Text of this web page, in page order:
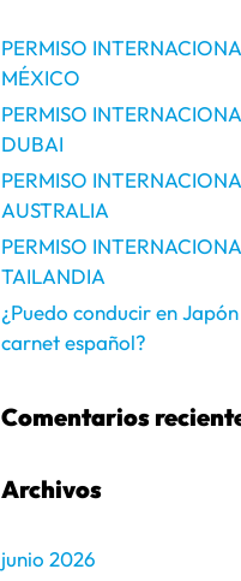
PERMISO
MÉXICO
PERMISO
DUBAI
PERMISO
AUSTRALIA
PERMISO
TAILANDIA
¿Puedo conducir en
carnet español?
Comentarios
Archivos
junio 2026